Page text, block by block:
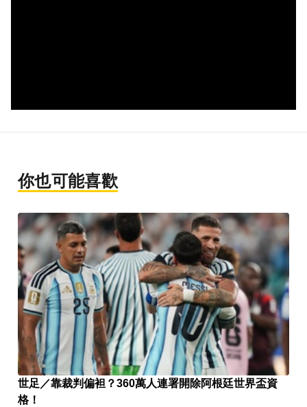
你也可能喜歡
世足／靠裁判偏袒？360萬人連署開除阿根廷世界盃資
格！